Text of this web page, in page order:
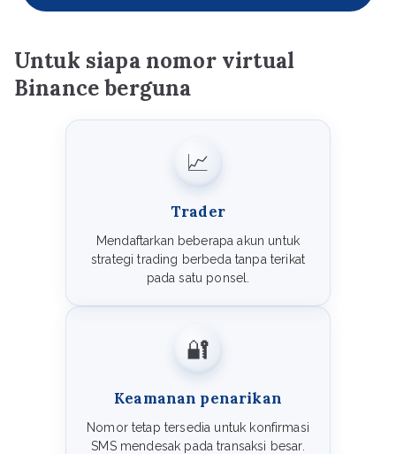
Untuk siapa nomor virtual
Binance berguna
📈
Trader
Mendaftarkan beberapa akun untuk
strategi trading berbeda tanpa terikat
pada satu ponsel.
🔐
Keamanan penarikan
Nomor tetap tersedia untuk konfirmasi
SMS mendesak pada transaksi besar.